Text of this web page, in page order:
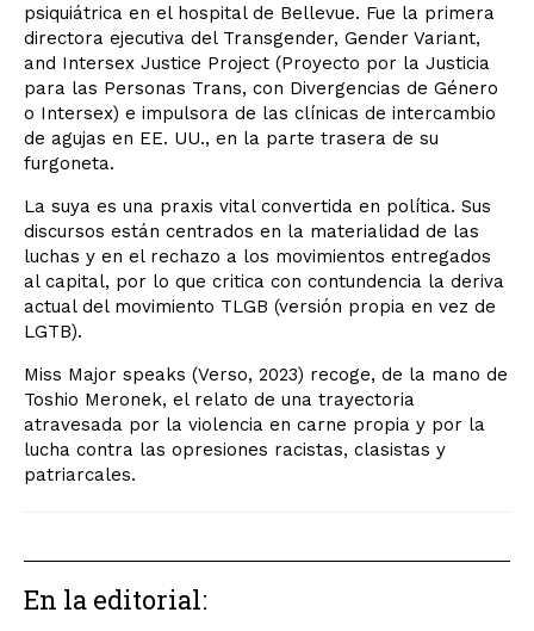
psiquiátrica en el hospital de Bellevue. Fue la primera
directora ejecutiva del Transgender, Gender Variant,
and Intersex Justice Project (Proyecto por la Justicia
para las Personas Trans, con Divergencias de Género
o Intersex) e impulsora de las clínicas de intercambio
de agujas en EE. UU., en la parte trasera de su
furgoneta.
La suya es una praxis vital convertida en política. Sus
discursos están centrados en la materialidad de las
luchas y en el rechazo a los movimientos entregados
al capital, por lo que critica con contundencia la deriva
actual del movimiento TLGB (versión propia en vez de
LGTB).
Miss Major speaks (Verso, 2023) recoge, de la mano de
Toshio Meronek, el relato de una trayectoria
atravesada por la violencia en carne propia y por la
lucha contra las opresiones racistas, clasistas y
patriarcales.
En la editorial: